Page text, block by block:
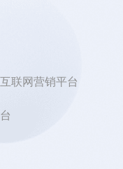
联网营销平台